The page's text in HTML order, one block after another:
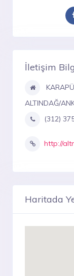
İletişim
ALTINDAĞ/
(312)
http://
Haritada